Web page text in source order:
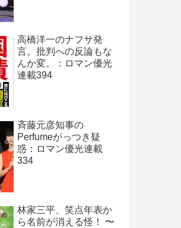
高橋洋一のナフサ発
言。批判への反論もな
んか変。：ロマン優光
連載394
斉藤元彦知事の
Perfumeがっつき疑
惑：ロマン優光連載
334
林家三平、笑点年表か
ら名前が消える怪！ 〜